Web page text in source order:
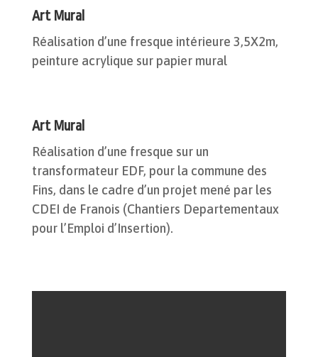
Art Mural
Réalisation d’une fresque intérieure 3,5X2m,
peinture acrylique sur papier mural
Art Mural
Réalisation d’une fresque sur un
transformateur EDF, pour la commune des
Fins, dans le cadre d’un projet mené par les
CDEI de Franois (Chantiers Departementaux
pour l’Emploi d’Insertion).